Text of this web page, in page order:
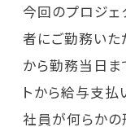
今回のプロジ
者にご勤務いた
から勤務当日
トから給与支払
社員が何らかの